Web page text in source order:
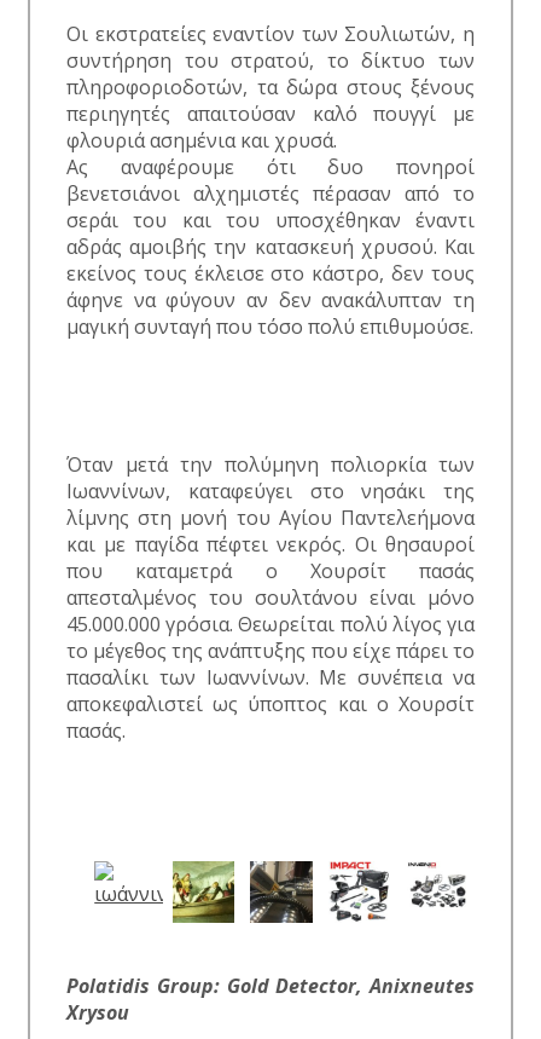
Οι εκστρατείες εναντίον των Σουλιωτών, η
συντήρηση του στρατού, το δίκτυο των
πληροφοριοδοτών, τα δώρα στους ξένους
περιηγητές απαιτούσαν καλό πουγγί με
φλουριά ασημένια και χρυσά.
Ας αναφέρουμε ότι δυο πονηροί
βενετσιάνοι αλχημιστές πέρασαν από το
σεράι του και του υποσχέθηκαν έναντι
αδράς αμοιβής την κατασκευή χρυσού. Και
εκείνος τους έκλεισε στο κάστρο, δεν τους
άφηνε να φύγουν αν δεν ανακάλυπταν τη
μαγική συνταγή που τόσο πολύ επιθυμούσε.
Όταν μετά την πολύμηνη πολιορκία των
Ιωαννίνων, καταφεύγει στο νησάκι της
λίμνης στη μονή του Αγίου Παντελεήμονα
και με παγίδα πέφτει νεκρός. Οι θησαυροί
που καταμετρά ο Χουρσίτ πασάς
απεσταλμένος του σουλτάνου είναι μόνο
45.000.000 γρόσια. Θεωρείται πολύ λίγος για
το μέγεθος της ανάπτυξης που είχε πάρει το
πασαλίκι των Ιωαννίνων. Με συνέπεια να
αποκεφαλιστεί ως ύποπτος και ο Χουρσίτ
πασάς.
Polatidis Group: Gold Detector, Anixneutes
Xrysou